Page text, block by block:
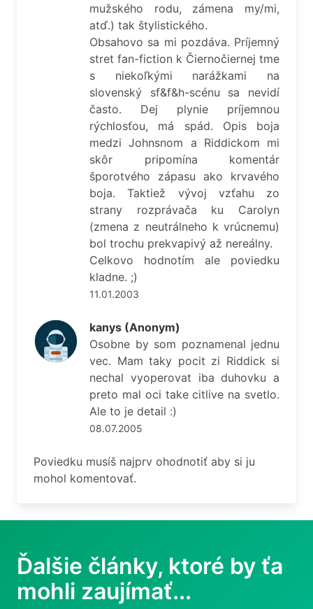
mužského rodu, zámena my/mi,
atď.) tak štylistického.
Obsahovo sa mi pozdáva. Príjemný
stret fan-fiction k Čiernočiernej tme
s niekoľkými narážkami na
slovenský sf&f&h-scénu sa nevidí
často. Dej plynie príjemnou
rýchlosťou, má spád. Opis boja
medzi Johnsnom a Riddickom mi
skôr pripomína komentár
šporotvého zápasu ako krvavého
boja. Taktiež vývoj vzťahu zo
strany rozprávača ku Carolyn
(zmena z neutrálneho k vrúcnemu)
bol trochu prekvapivý až nereálny.
Celkovo hodnotím ale poviedku
kladne. ;)
11.01.2003
kanys (Anonym)
Osobne by som poznamenal jednu
vec. Mam taky pocit zi Riddick si
nechal vyoperovat iba duhovku a
preto mal oci take citlive na svetlo.
Ale to je detail :)
08.07.2005
Poviedku musíš najprv ohodnotiť aby si ju
mohol komentovať.
Ďalšie články, ktoré by ťa
mohli zaujímať...